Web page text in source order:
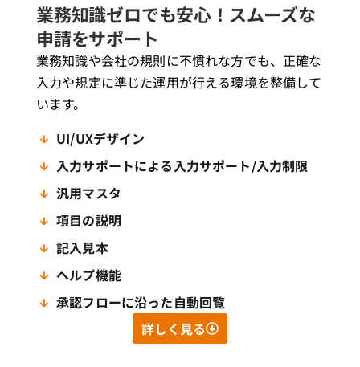
業務知識ゼロでも安心！スムーズな
申請をサポート
業務知識や会社の規則に不慣れな方でも、正確な
入力や規定に準じた運用が行える環境を整備して
います。
UI/UXデザイン
入力サポートによる入力サポート/入力制限​
汎用マスタ
項目の説明
記入見本
ヘルプ機能
承認フローに沿った自動回覧
詳しく見る